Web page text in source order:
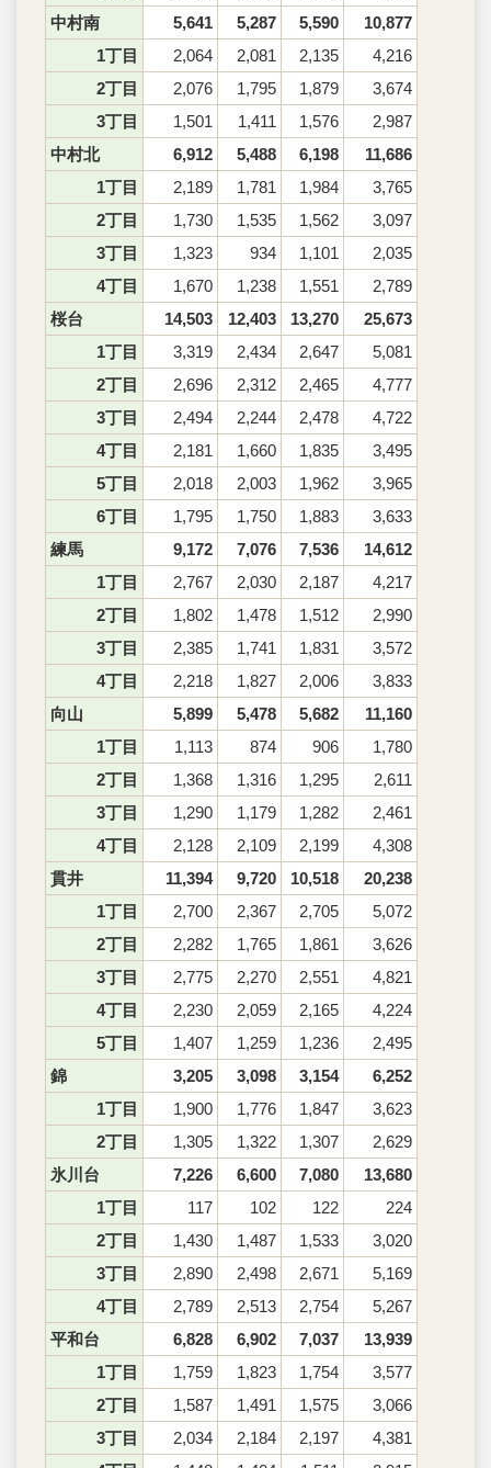
中村南
5,641 5,287 5,590
10,877
1丁目
2,064 2,081 2,135
4,216
2丁目
2,076 1,795 1,879
3,674
3丁目
1,501 1,411 1,576
2,987
中村北
6,912 5,488 6,198
11,686
1丁目
2,189 1,781 1,984
3,765
2丁目
1,730 1,535 1,562
3,097
3丁目
1,323 934 1,101
2,035
4丁目
1,670 1,238 1,551
2,789
桜台
14,503 12,403 13,270
25,673
1丁目
3,319 2,434 2,647
5,081
2丁目
2,696 2,312 2,465
4,777
3丁目
2,494 2,244 2,478
4,722
4丁目
2,181 1,660 1,835
3,495
5丁目
2,018 2,003 1,962
3,965
6丁目
1,795 1,750 1,883
3,633
練馬
9,172 7,076 7,536
14,612
1丁目
2,767 2,030 2,187
4,217
2丁目
1,802 1,478 1,512
2,990
3丁目
2,385 1,741 1,831
3,572
4丁目
2,218 1,827 2,006
3,833
向山
5,899 5,478 5,682
11,160
1丁目
1,113 874 906
1,780
2丁目
1,368 1,316 1,295
2,611
3丁目
1,290 1,179 1,282
2,461
4丁目
2,128 2,109 2,199
4,308
貫井
11,394 9,720 10,518
20,238
1丁目
2,700 2,367 2,705
5,072
2丁目
2,282 1,765 1,861
3,626
3丁目
2,775 2,270 2,551
4,821
4丁目
2,230 2,059 2,165
4,224
5丁目
1,407 1,259 1,236
2,495
錦
3,205 3,098 3,154
6,252
1丁目
1,900 1,776 1,847
3,623
2丁目
1,305 1,322 1,307
2,629
氷川台
7,226 6,600 7,080
13,680
1丁目
117 102 122
224
2丁目
1,430 1,487 1,533
3,020
3丁目
2,890 2,498 2,671
5,169
4丁目
2,789 2,513 2,754
5,267
平和台
6,828 6,902 7,037
13,939
1丁目
1,759 1,823 1,754
3,577
2丁目
1,587 1,491 1,575
3,066
3丁目
2,034 2,184 2,197
4,381